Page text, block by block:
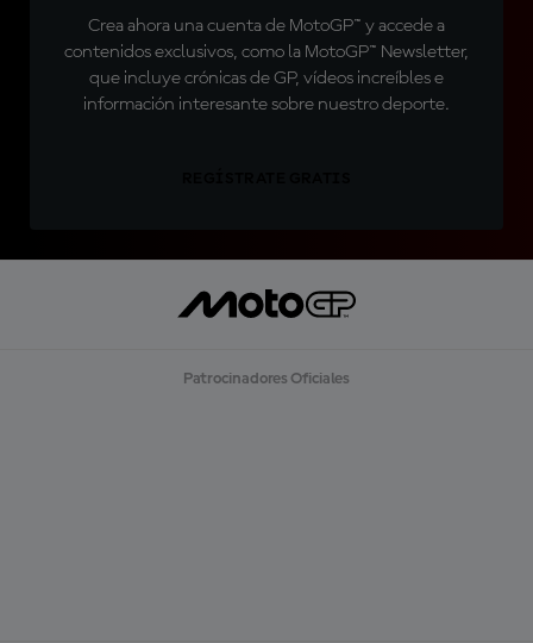
Crea ahora una cuenta de MotoGP™ y accede a
contenidos exclusivos, como la MotoGP™ Newsletter,
que incluye crónicas de GP, vídeos increíbles e
información interesante sobre nuestro deporte.
Patrocinadores Oficiales